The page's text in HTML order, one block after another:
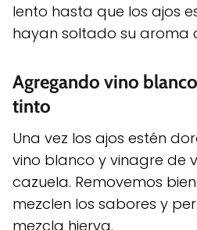
lento hasta que los ajos
hayan soltado su aroma
Agregando vino
tinto
Una vez los ajos estén
vino blanco y vinagre de
cazuela. Removemos
mezclen los sabores y
mezcla hierva.